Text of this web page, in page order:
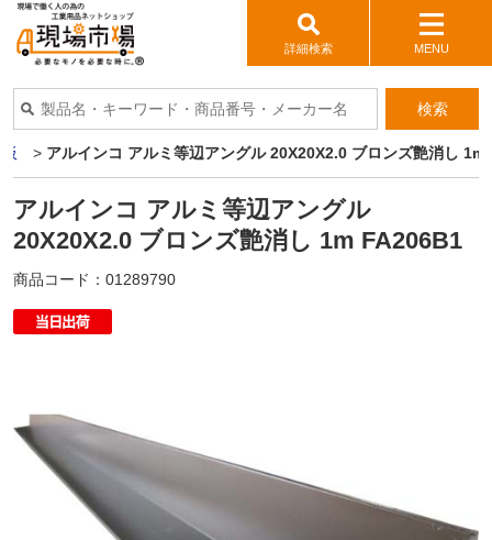
詳細検索 MENU
検索
> アルインコ アルミ等辺アングル 20X20X2.0 ブロンズ艶消し 1m
アルインコ アルミ等辺アングル
20X20X2.0 ブロンズ艶消し 1m FA206B1
商品コード： 01289790